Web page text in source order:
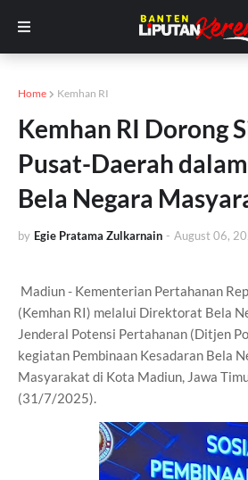
Home Kemhan RI
Kemhan RI Dorong
Pusat-Daerah
Bela Negara
by Egie Pratama Zulkarnain - August 06,
Madiun - Kementerian Pertahanan
(Kemhan RI) melalui Direktorat Bela
Jenderal Potensi Pertahanan (Ditjen
kegiatan Pembinaan Kesadaran Bela
Masyarakat di Kota Madiun, Jawa
(31/7/2025).